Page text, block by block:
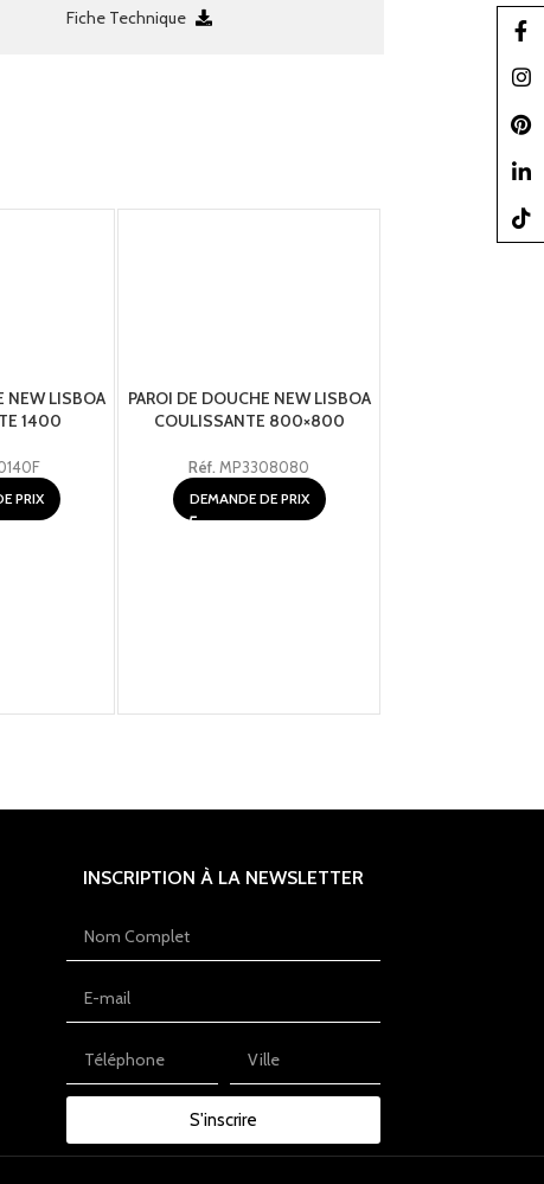
Fiche Technique
NEW LISBOA
1400
PRIX
PAROI DE DOUCHE NEW LISBOA
COULISSANTE 800×800
Réf. MP3308080
DEMANDE DE PRIX
INSCRIPTION À LA NEWSLETTER
S'inscrire